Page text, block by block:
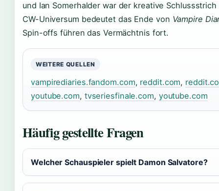
und Ian Somerhalder war der kreative
CW-Universum bedeutet das Ende von Vampire
Spin-offs führen das Vermächtnis fort.
WEITERE QUELLEN
vampirediaries.fandom.com, reddit.com,
youtube.com, tvseriesfinale.com, youtube.com
Häufig gestellte Fragen
Welcher Schauspieler spielt Damon Salvatore?